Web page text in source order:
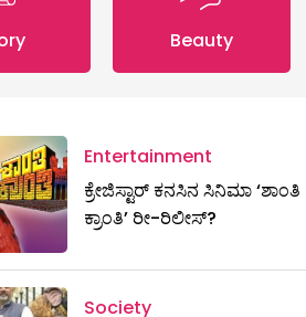
Beauty
Entertainment
ಕ್ರೇಜಿಸ್ಟಾರ್ ಕನಸಿನ ಸಿನಿಮಾ ‘ಶಾಂತಿ
ಕ್ರಾಂತಿ’ ರೀ-ರಿಲೀಸ್?
Society